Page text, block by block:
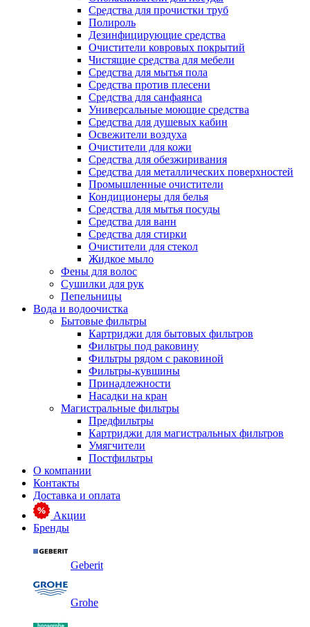
Средства для прочистки труб
Полироль
Дезинфицирующие средства
Очистители ковровых покрытий
Чистящие средства для мебели
Средства для мытья пола
Средства против плесени
Средства для санфаянса
Универсальные моющие средства
Средства для душевых кабин
Освежители воздуха
Очистители для кожи
Средства для обезжиривания
Средства для металлических поверхностей
Промышленные очистители
Кондиционеры для белья
Средства для мытья посуды
Средства для ванн
Средства для стирки
Очистители для стекол
Жидкое мыло
Фены для волос
Сушилки для рук
Пепельницы
Вода и водоочистка
Бытовые фильтры
Картриджи для бытовых фильтров
Фильтры под раковину
Фильтры рядом с раковиной
Фильтры-кувшины
Принадлежности
Насадки на кран
Магистральные фильтры
Предфильтры
Картриджи для магистральных фильтров
Умягчители
Постфильтры
О компании
Контакты
Доставка и оплата
Акции
Бренды
Geberit
Grohe